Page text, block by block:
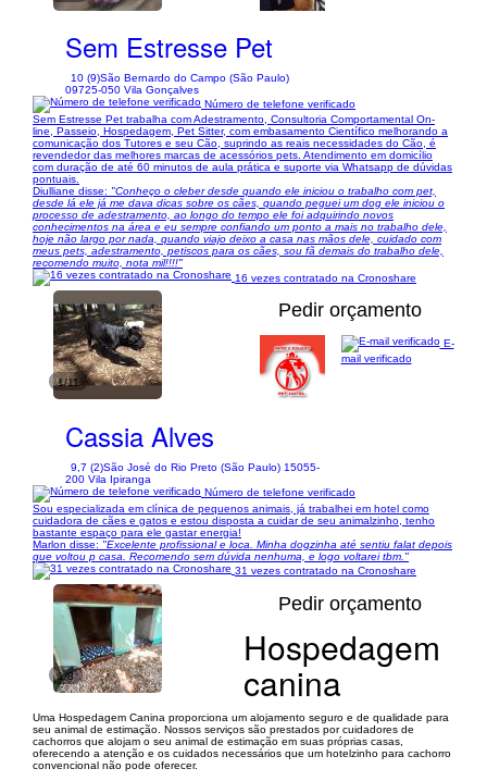
Sem Estresse Pet
10 (9)São Bernardo do Campo (São Paulo)
09725-050 Vila Gonçalves
Número de telefone verificado
Sem Estresse Pet trabalha com Adestramento, Consultoria Comportamental On-
line, Passeio, Hospedagem, Pet Sitter, com embasamento Científico melhorando a
comunicação dos Tutores e seu Cão, suprindo as reais necessidades do Cão, é
revendedor das melhores marcas de acessórios pets. Atendimento em domicílio
com duração de até 60 minutos de aula prática e suporte via Whatsapp de dúvidas
pontuais.
Diulliane disse: "Conheço o cleber desde quando ele iniciou o trabalho com pet,
desde lá ele já me dava dicas sobre os cães, quando peguei um dog ele iniciou o
processo de adestramento, ao longo do tempo ele foi adquirindo novos
conhecimentos na área e eu sempre confiando um ponto a mais no trabalho dele,
hoje não largo por nada, quando viajo deixo a casa nas mãos dele, cuidado com
meus pets, adestramento, petiscos para os cães, sou fã demais do trabalho dele,
recomendo muito, nota mil!!!!"
16 vezes contratado na Cronoshare
1/11
Pedir orçamento
Cassia Alves
9,7 (2)São José do Rio Preto (São Paulo) 15055-
200 Vila Ipiranga
E-
mail verificado
Número de telefone verificado
Sou especializada em clínica de pequenos animais, já trabalhei em hotel como
cuidadora de cães e gatos e estou disposta a cuidar de seu animalzinho, tenho
bastante espaço para ele gastar energia!
Marlon disse: "Excelente profissional e loca. Minha dogzinha até sentiu falat depois
que voltou p casa. Recomendo sem dúvida nenhuma, e logo voltarei tbm."
31 vezes contratado na Cronoshare
1/8
Pedir orçamento
Hospedagem
canina
Uma Hospedagem Canina proporciona um alojamento seguro e de qualidade para
seu animal de estimação. Nossos serviços são prestados por cuidadores de
cachorros que alojam o seu animal de estimação em suas próprias casas,
oferecendo a atenção e os cuidados necessários que um hotelzinho para cachorro
convencional não pode oferecer.